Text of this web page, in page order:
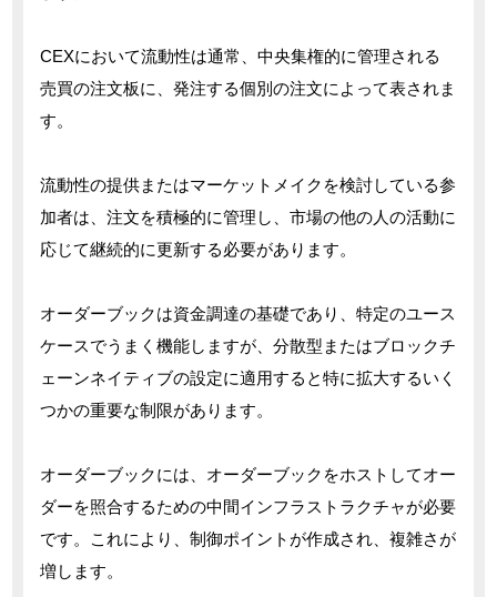
CEXにおいて流動性は通常、中央集権的に管理される
売買の注文板に、発注する個別の注文によって表されま
す。
流動性の提供またはマーケットメイクを検討している参
加者は、注文を積極的に管理し、市場の他の人の活動に
応じて継続的に更新する必要があります。
オーダーブックは資金調達の基礎であり、特定のユース
ケースでうまく機能しますが、分散型またはブロックチ
ェーンネイティブの設定に適用すると特に拡大するいく
つかの重要な制限があります。
オーダーブックには、オーダーブックをホストしてオー
ダーを照合するための中間インフラストラクチャが必要
です。これにより、制御ポイントが作成され、複雑さが
増します。